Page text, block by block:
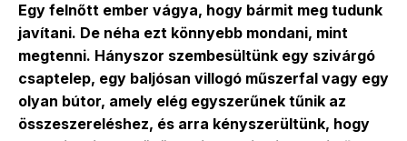
Egy felnőtt ember vágya, hogy bármit meg tudunk
javítani. De néha ezt könnyebb mondani, mint
megtenni. Hányszor szembesültünk egy szivárgó
csaptelep, egy baljósan villogó műszerfal vagy egy
olyan bútor, amely elég egyszerűnek tűnik az
összeszereléshez, és arra kényszerültünk, hogy